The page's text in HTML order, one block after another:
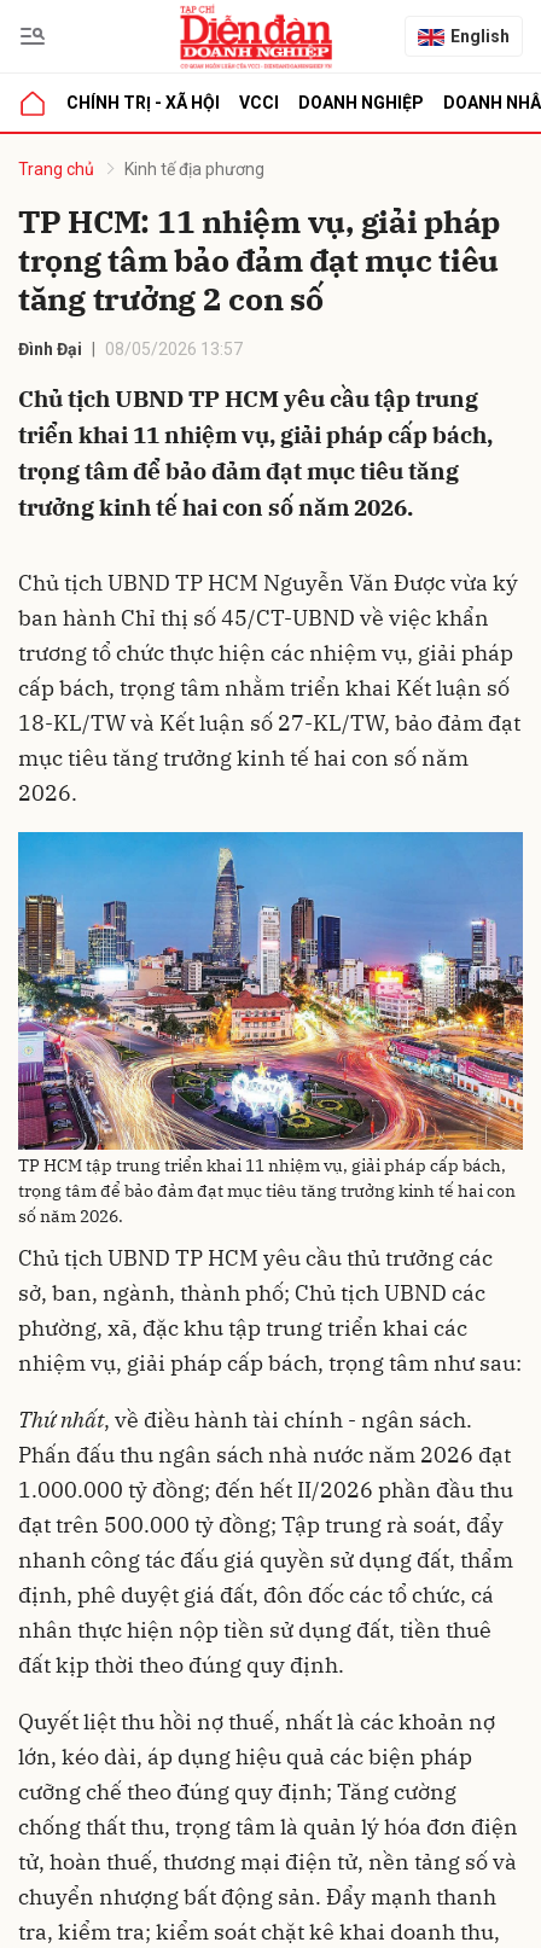
English
CHÍNH TRỊ - XÃ HỘI VCCI DOANH NGHIỆP DOANH
Trang chủ Kinh tế địa phương
TP HCM: 11 nhiệm vụ, giải pháp
trọng tâm bảo đảm đạt mục tiêu
tăng trưởng 2 con số
Đình Đại 08/05/2026 13:57
Chủ tịch UBND TP HCM yêu cầu tập trung
triển khai 11 nhiệm vụ, giải pháp cấp bách,
trọng tâm để bảo đảm đạt mục tiêu tăng
trưởng kinh tế hai con số năm 2026.
Chủ tịch UBND TP HCM Nguyễn Văn Được vừa ký
ban hành Chỉ thị số 45/CT-UBND về việc khẩn
trương tổ chức thực hiện các nhiệm vụ, giải pháp
cấp bách, trọng tâm nhằm triển khai Kết luận số
18-KL/TW và Kết luận số 27-KL/TW, bảo đảm đạt
mục tiêu tăng trưởng kinh tế hai con số năm
2026.
TP HCM tập trung triển khai 11 nhiệm vụ, giải pháp cấp bách,
trọng tâm để bảo đảm đạt mục tiêu tăng trưởng kinh tế hai con
số năm 2026.
Chủ tịch UBND TP HCM yêu cầu thủ trưởng các
sở, ban, ngành, thành phố; Chủ tịch UBND các
phường, xã, đặc khu tập trung triển khai các
nhiệm vụ, giải pháp cấp bách, trọng tâm như sau:
Thứ nhất, về điều hành tài chính - ngân sách.
Phấn đấu thu ngân sách nhà nước năm 2026 đạt
1.000.000 tỷ đồng; đến hết II/2026 phần đầu thu
đạt trên 500.000 tỷ đồng; Tập trung rà soát, đẩy
nhanh công tác đấu giá quyền sử dụng đất, thẩm
định, phê duyệt giá đất, đôn đốc các tổ chức, cá
nhân thực hiện nộp tiền sử dụng đất, tiền thuê
đất kịp thời theo đúng quy định.
Quyết liệt thu hồi nợ thuế, nhất là các khoản nợ
lớn, kéo dài, áp dụng hiệu quả các biện pháp
cưỡng chế theo đúng quy định; Tăng cường
chống thất thu, trọng tâm là quản lý hóa đơn điện
tử, hoàn thuế, thương mại điện tử, nền tảng số và
chuyển nhượng bất động sản. Đẩy mạnh thanh
tra, kiểm tra; kiểm soát chặt kê khai doanh thu,
luận
Hủy